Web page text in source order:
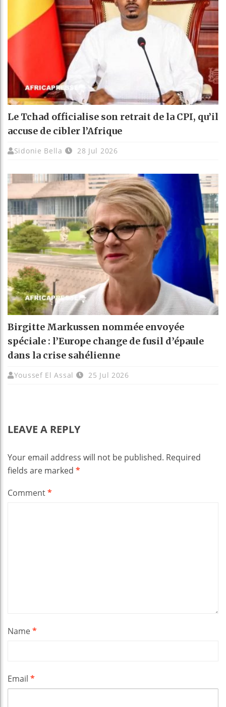
Le Tchad officialise son retrait de la CPI, qu’il
accuse de cibler l’Afrique
Sidonie Bella 28 Jul 2026
Birgitte Markussen nommée envoyée
spéciale : l’Europe change de fusil d’épaule
dans la crise sahélienne
Youssef El Assal 25 Jul 2026
LEAVE A REPLY
Your email address will not be published. Required
fields are marked *
Comment*
Name*
Email *